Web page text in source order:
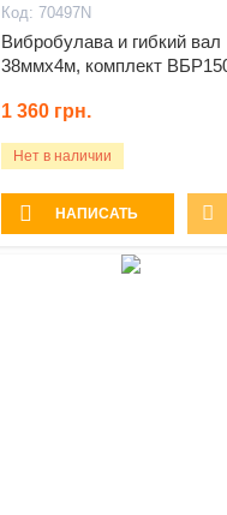
70497N
Вибробулава и гибкий вал
38ммх4м, комплект
1 360 грн.
Нет в наличии
НАПИСАТЬ